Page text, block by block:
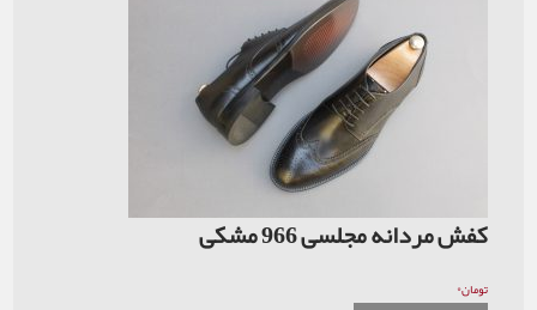
کفش مردانه مجلسی 966 مشکی
تومان۰